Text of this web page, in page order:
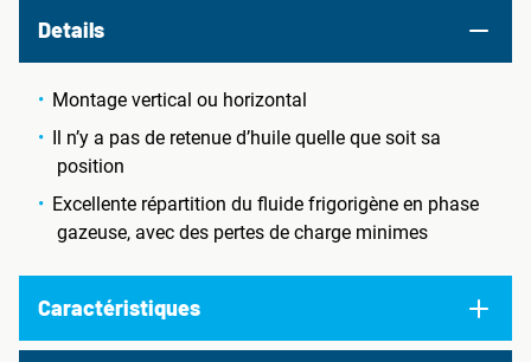
Details
Montage vertical ou horizontal
Il n’y a pas de retenue d’huile quelle que soit sa
position
Excellente répartition du fluide frigorigène en phase
gazeuse, avec des pertes de charge minimes
Caractéristiques